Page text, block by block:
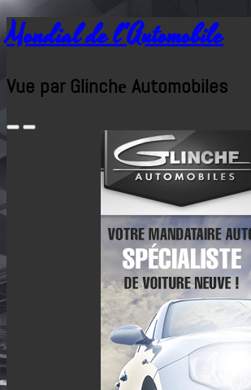
Mondial de l'Automobile
Vue par Glinchе Automobiles